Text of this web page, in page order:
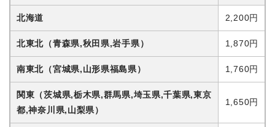
北海道 2,200円
北東北 （青森県,秋田県,岩手県） 1,870円
南東北 （宮城県,山形県福島県） 1,760円
関東 （茨城県,栃木県,群馬県,埼玉県,千葉県,東京
都,神奈川県,山梨県）
1,650円